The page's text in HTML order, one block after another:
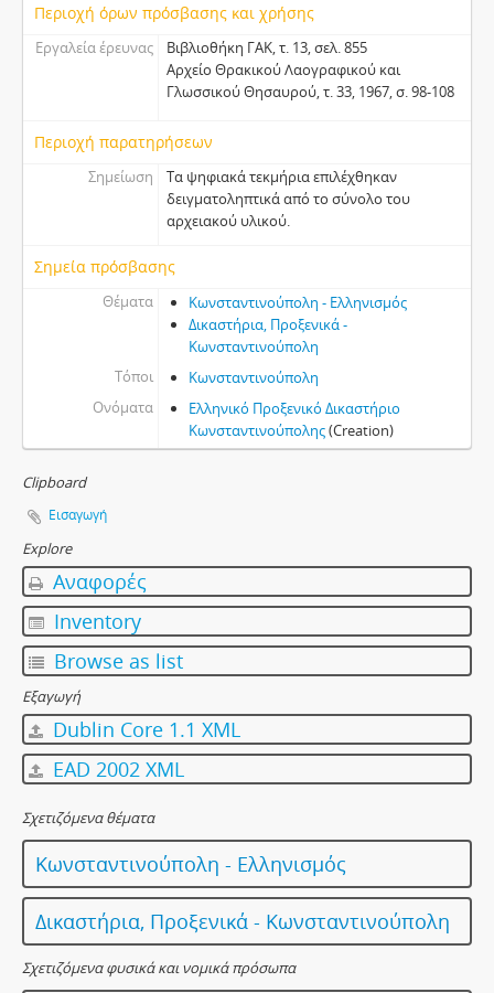
Περιοχή όρων πρόσβασης και χρήσης
Εργαλεία έρευνας
Βιβλιοθήκη ΓΑΚ, τ. 13, σελ. 855
Αρχείο Θρακικού Λαογραφικού και
Γλωσσικού Θησαυρού, τ. 33, 1967, σ. 98-108
Περιοχή παρατηρήσεων
Σημείωση
Τα ψηφιακά τεκμήρια επιλέχθηκαν
δειγματοληπτικά από το σύνολο του
αρχειακού υλικού.
Σημεία πρόσβασης
Θέματα
Κωνσταντινούπολη - Ελληνισμός
Δικαστήρια, Προξενικά -
Κωνσταντινούπολη
Τόποι
Κωνσταντινούπολη
Ονόματα
Ελληνικό Προξενικό Δικαστήριο
Κωνσταντινούπολης(Creation)
Clipboard
Εισαγωγή
Explore
Αναφορές
Inventory
Browse as list
Εξαγωγή
Dublin Core 1.1 XML
EAD 2002 XML
Σχετιζόμενα θέματα
Κωνσταντινούπολη - Ελληνισμός
Δικαστήρια, Προξενικά - Κωνσταντινούπολη
Σχετιζόμενα φυσικά και νομικά πρόσωπα